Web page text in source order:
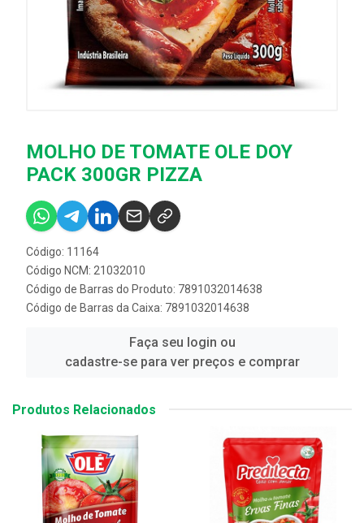
MOLHO DE TOMATE OLE DOY
PACK 300GR PIZZA
Código: 11164
Código NCM: 21032010
Código de Barras do Produto: 7891032014638
Código de Barras da Caixa: 7891032014638
Faça seu login ou
cadastre-se para ver preços e comprar
Produtos Relacionados